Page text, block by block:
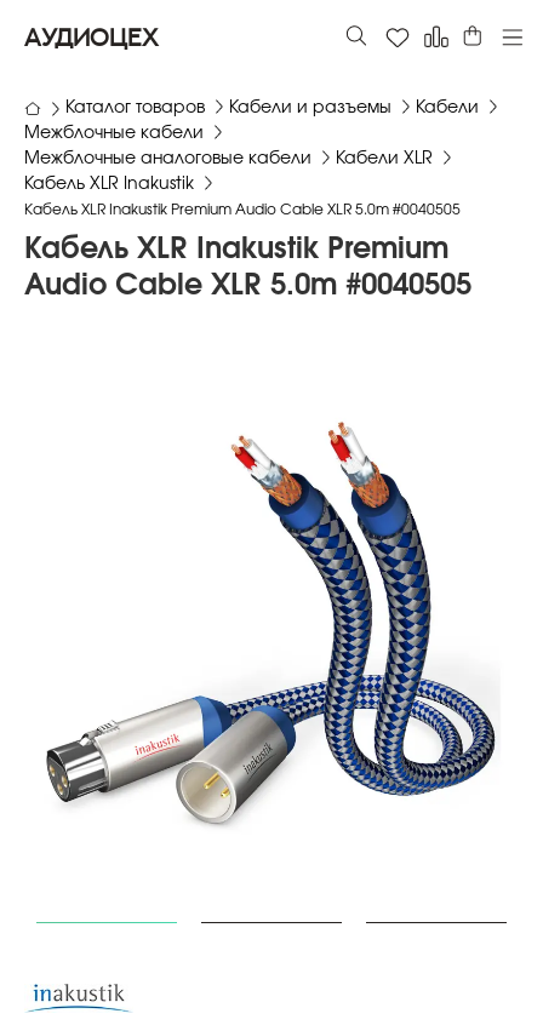
АУДИОЦЕХ
Каталог товаров Кабели и разъемы
Кабели
Межблочные кабели
Межблочные аналоговые кабели
Кабели XLR
Кабель XLR Inakustik
Кабель XLR Inakustik Premium Audio Cable XLR 5.0m #0040505
Кабель XLR Inakustik Premium
Audio Cable XLR 5.0m #0040505